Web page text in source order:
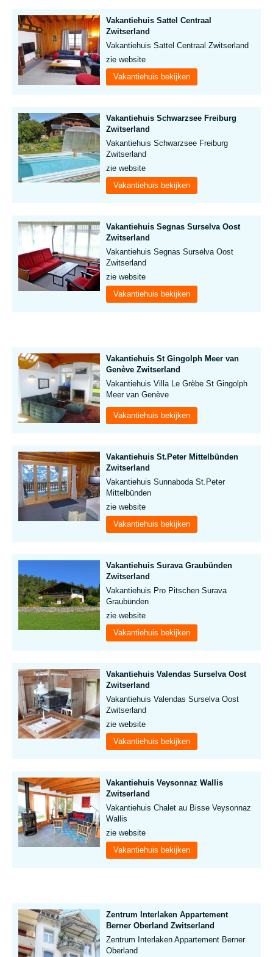
Vakantiehuis Sattel Centraal
Zwitserland
Vakantiehuis Sattel Centraal Zwitserland
zie website
Vakantiehuis bekijken
Vakantiehuis Schwarzsee Freiburg
Zwitserland
Vakantiehuis Schwarzsee Freiburg
Zwitserland
zie website
Vakantiehuis bekijken
Vakantiehuis Segnas Surselva Oost
Zwitserland
Vakantiehuis Segnas Surselva Oost
Zwitserland
zie website
Vakantiehuis bekijken
Vakantiehuis St Gingolph Meer van
Genève Zwitserland
Vakantiehuis Villa Le Grèbe St Gingolph
Meer van Genève
Vakantiehuis bekijken
Vakantiehuis St.Peter Mittelbünden
Zwitserland
Vakantiehuis Sunnaboda St.Peter
Mittelbünden
zie website
Vakantiehuis bekijken
Vakantiehuis Surava Graubünden
Zwitserland
Vakantiehuis Pro Pitschen Surava
Graubünden
zie website
Vakantiehuis bekijken
Vakantiehuis Valendas Surselva Oost
Zwitserland
Vakantiehuis Valendas Surselva Oost
Zwitserland
zie website
Vakantiehuis bekijken
Vakantiehuis Veysonnaz Wallis
Zwitserland
Vakantiehuis Chalet au Bisse Veysonnaz
Wallis
zie website
Vakantiehuis bekijken
Zentrum Interlaken Appartement
Berner Oberland Zwitserland
Zentrum Interlaken Appartement Berner
Oberland